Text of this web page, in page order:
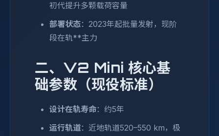
初代提升多颗载荷容量
部署状态：2023年起批量发射，现阶
段在轨**主力
二、V2 Mini 核心基
础参数（现役标准）
设计在轨寿命：约5年
运行轨道：近地轨道520–550 km，极